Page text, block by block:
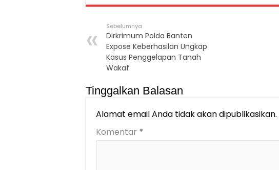
Sebelumnya
Dirkrimum Polda Banten
Expose Keberhasilan Ungkap
Kasus Penggelapan Tanah
Wakaf
Tinggalkan Balasan
Alamat email Anda tidak akan dipublikasikan.
Komentar *